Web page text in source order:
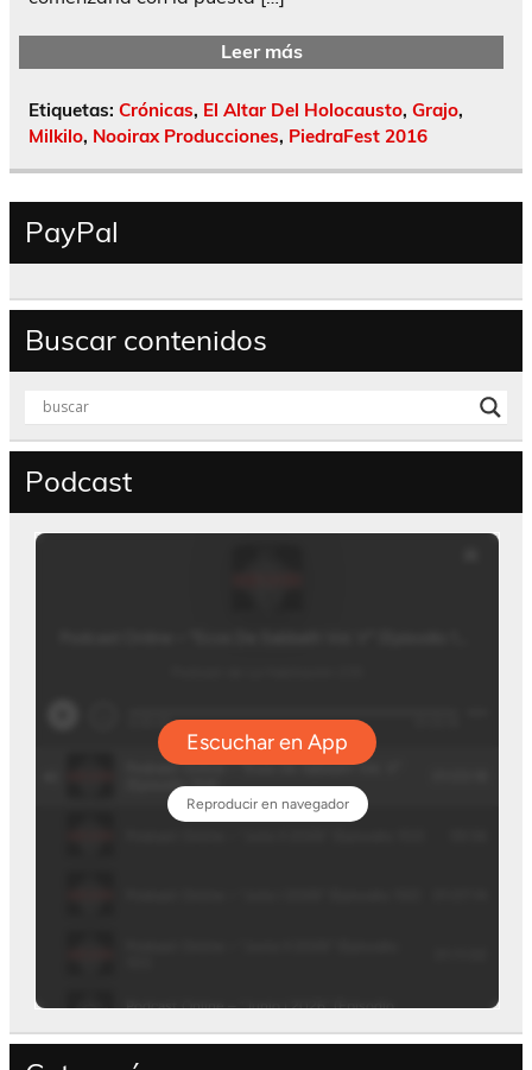
Leer más
Etiquetas: Crónicas, El Altar Del Holocausto, Grajo,
Milkilo, Nooirax Producciones, PiedraFest 2016
PayPal
Buscar contenidos
Podcast